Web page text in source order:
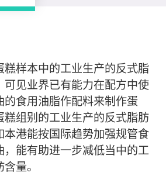
糕样本中的工业生产的反式脂
可见业界已有能力在配方中使
的食用油脂作配料来制作蛋
糕组别的工业生产的反式脂肪
本港能按国际趋势加强规管食
，能有助进一步减低当中的工
量。